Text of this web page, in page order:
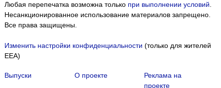
Любая перепечатка возможна только при выполнении условий
Несанкционированное использование материалов запрещено.
Все права защищены.
Изменить настройки конфиденциальности (только для жителей
EEA)
Выпуски
О проекте
Реклама на
проекте